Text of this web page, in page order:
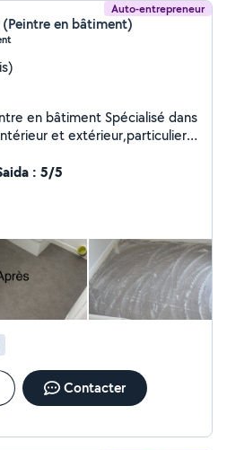
Auto-entrepreneur
en bâtiment)
Spécialisé dans
et extérieur,particulier
et net . Peinture murs
revêtement
etc . Produits
: 5/5
Contacter